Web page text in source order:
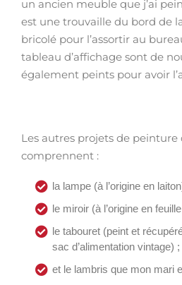
un ancien meuble que j’ai
est une trouvaille du bord de
bricolé pour l’assortir au
tableau d’affichage sont de
également peints pour avoir
Les autres projets de peinture
comprennent :
la lampe (à l’origine en
le miroir (à l’origine en feuille
le tabouret (peint et
sac d’alimentation vintage) ;
et le lambris que mon mari